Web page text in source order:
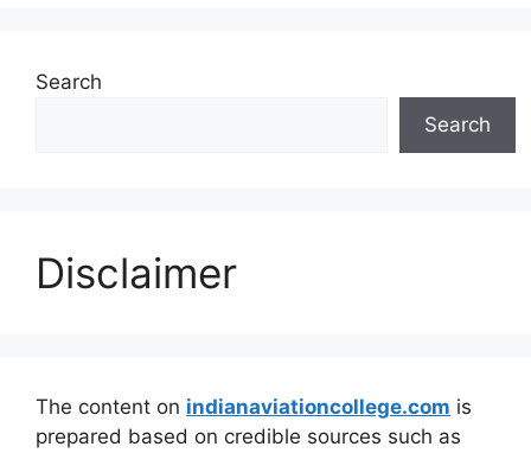
Search
Search
Disclaimer
The content on indianaviationcollege.com is
prepared based on credible sources such as